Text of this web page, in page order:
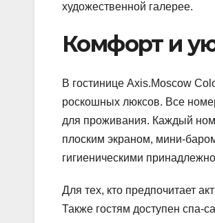
художественной галерее.
Комфорт и
В гостинице Axis.Moscow
роскошных люксов. Все
для проживания. Каждый
плоским экраном, мини-
гигиеническими
Для тех, кто предпочитает
Также гостям доступен спа-